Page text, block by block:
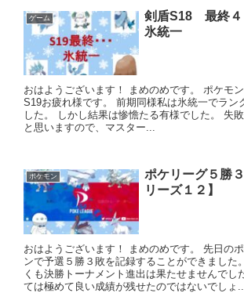
ゲーム
剣盾S18 最終
氷統一
おはようございます！ まめのめです。 ポケモ
S19お疲れ様です。 前期同様私は氷統一でラン
した。 しかし結果は惨憺たる有様でした。 失
と思いますので、マスター...
ポケモン
ポケリーグ５勝
リーズ１２】
おはようございます！ まめのめです。 先日の
ンで予選５勝３敗を記録することができました
くも決勝トーナメント進出は果たせませんでし
ては極めて良い成績が残せたのではないでしょ...